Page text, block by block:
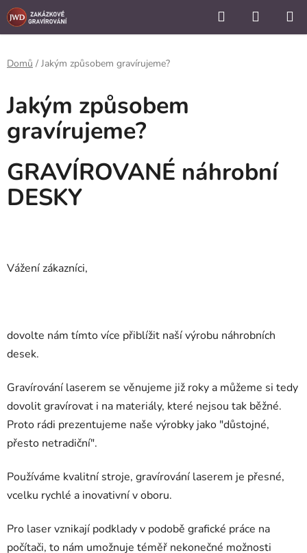
```
Přejít
na
Hledat
KOŠÍK
Domů / Jakým způsobem gravírujeme?
Jakým způsobem
gravírujeme?
GRAVÍROVANÉ náhrobní
DESKY
Vážení zákazníci,
dovolte nám tímto více přiblížit naší výrobu náhrobních
desek.
Gravírování laserem se věnujeme již roky a můžeme si tedy
dovolit gravírovat i na materiály, které nejsou tak běžné.
Proto rádi prezentujeme naše výrobky jako "důstojné,
přesto netradiční".
Používáme kvalitní stroje, gravírování laserem je přesné,
vcelku rychlé a inovativní v oboru.
Pro laser vznikají podklady v podobě grafické práce na
počítači, to nám umožnuje téměř nekonečné možnosti